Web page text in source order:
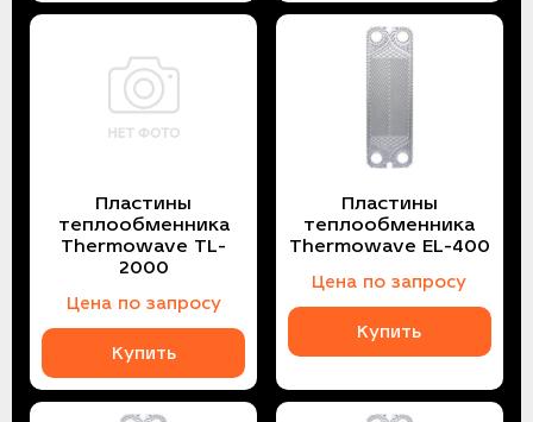
Пластины
теплообменника
Thermowave TL-
2000
Цена по запросу
Купить
Пластины
теплообменника
Thermowave EL-400
Цена по запросу
Купить